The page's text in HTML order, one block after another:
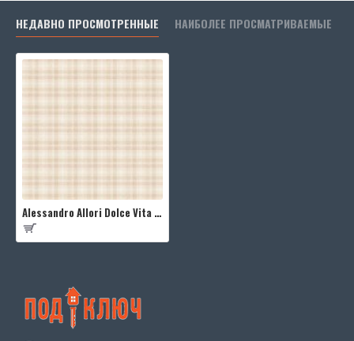
НЕДАВНО ПРОСМОТРЕННЫЕ НАИБОЛЕЕ ПРОСМАТРИВАЕМЫЕ
Alessandro Allori Dolce Vita RDV2403-2